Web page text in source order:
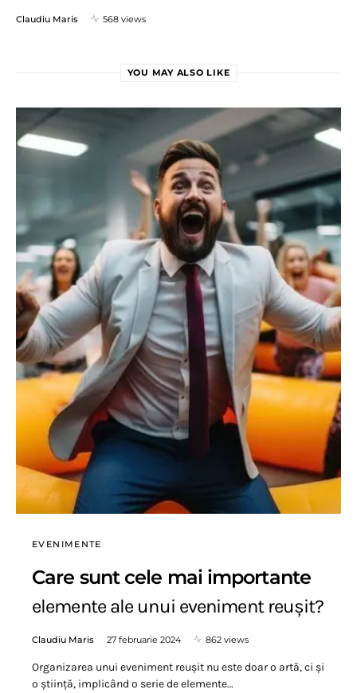
Claudiu Maris 568 views
YOU MAY ALSO LIKE
EVENIMENTE
Care sunt cele mai importante
elemente ale unui eveniment reușit?
Claudiu Maris 27 februarie 2024 862 views
Organizarea unui eveniment reușit nu este doar o artă, ci și
o știință, implicând o serie de elemente…